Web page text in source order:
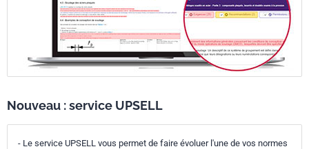
Nouveau : service UPSELL
- Le service UPSELL vous permet de faire évoluer l'une de vos normes